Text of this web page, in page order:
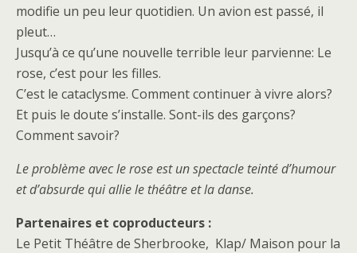
modifie un peu leur quotidien. Un avion est passé, il
pleut…
Jusqu’à ce qu’une nouvelle terrible leur parvienne: Le
rose, c’est pour les filles.
C’est le cataclysme. Comment continuer à vivre alors?
Et puis le doute s’installe. Sont-ils des garçons?
Comment savoir?
Le problème avec le rose est un spectacle teinté d’humour
et d’absurde qui allie le théâtre et la danse.
Partenaires et coproducteurs :
Le Petit Théâtre de Sherbrooke, Klap/ Maison pour la